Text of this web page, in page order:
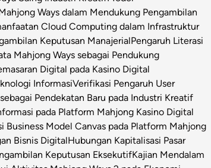
Ways dalam Mendukung Pengambilan
Cloud Computing dalam Infrastruktur
Keputusan ManajerialPengaruh Literasi
Mahjong Ways sebagai Pendukung
Digital pada Kasino Digital
InformasiVerifikasi Pengaruh User
Pendekatan Baru pada Industri Kreatif
pada Platform Mahjong Kasino Digital
Business Model Canvas pada Platform Mahjong
Bisnis DigitalHubungan Kapitalisasi Pasar
Keputusan EksekutifKajian Mendalam